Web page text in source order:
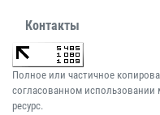
Контакты
Полное или частичное
согласованном использовании
ресурс.